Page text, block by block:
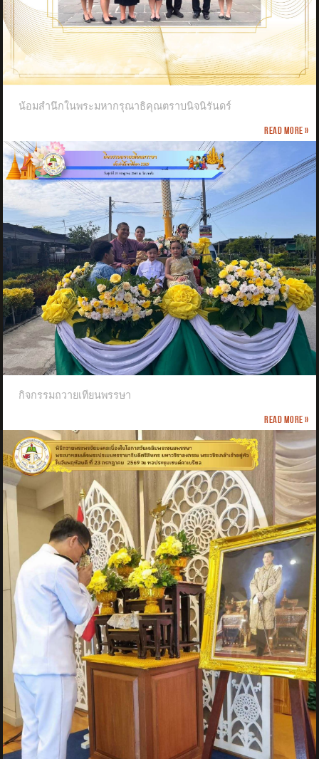
น้อมสำนึกในพระมหากรุณาธิคุณตราบนิจนิรันดร์
Read more »
กิจกรรมถวายเทียนพรรษา
Read more »